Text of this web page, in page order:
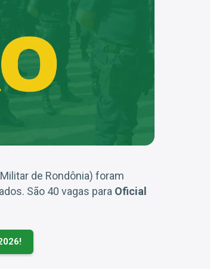
de Rondônia) foram
São 40 vagas para Oficial